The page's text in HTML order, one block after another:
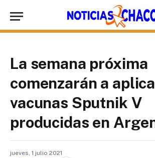
La semana próxima
comenzarán a
vacunas Sputnik V
producidas en
jueves, 1 julio 2021